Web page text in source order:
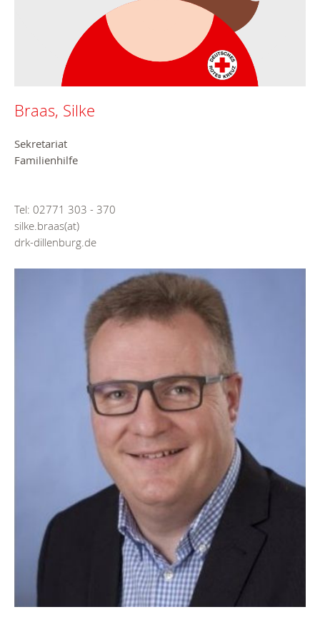
Braas, Silke
Sekretariat
Familienhilfe
Tel: 02771 303 - 370
silke.braas(at)
drk-dillenburg.de